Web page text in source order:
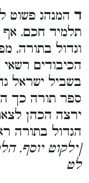
ד המנהג פשוט
תלמיד חכם, אף
וגדול בתורה,
הכיבודים
בשביל ישראל
ספר תורה כך
ירצה הכהן
הגדול בתורה
[ילקוט יוסף,
לט